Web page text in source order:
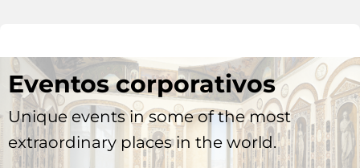
Eventos corporativos
Unique events in some of the most
extraordinary places in the world.